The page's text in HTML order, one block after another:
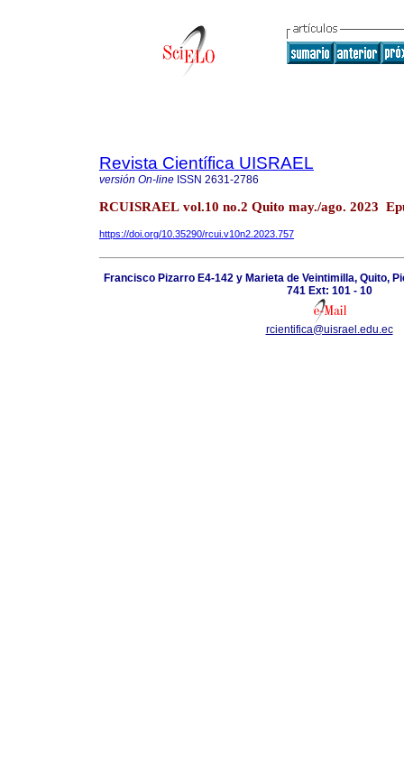
Revista Científica UISRAEL
versión On-line ISSN 2631-2786
RCUISRAEL vol.10 no.2 Quito may./ago. 2023
https://doi.org/10.35290/rcui.v10n2.2023.757
Francisco Pizarro E4-142 y Marieta de Veintimilla, Quito,
741 Ext: 101 - 10
rcientifica@uisrael.edu.ec